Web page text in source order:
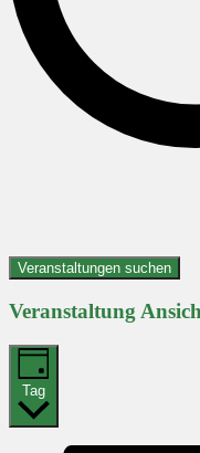
Veranstaltungen suchen
Veranstaltung
Tag